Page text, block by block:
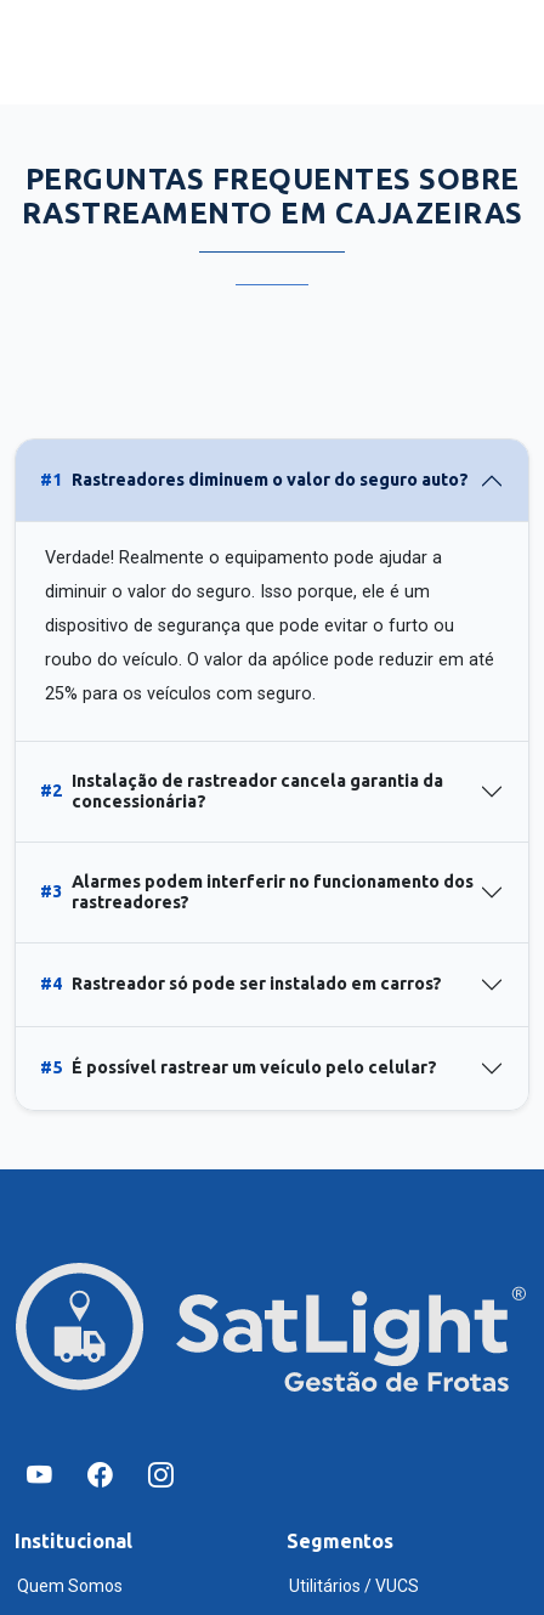
PERGUNTAS FREQUENTES SOBRE
RASTREAMENTO EM CAJAZEIRAS
#1 Rastreadores diminuem o valor do seguro auto?
Verdade! Realmente o equipamento pode ajudar a
diminuir o valor do seguro. Isso porque, ele é um
dispositivo de segurança que pode evitar o furto ou
roubo do veículo. O valor da apólice pode reduzir em até
25% para os veículos com seguro.
#2
Instalação de rastreador cancela garantia da
concessionária?
#3
Alarmes podem interferir no funcionamento dos
rastreadores?
#4 Rastreador só pode ser instalado em carros?
#5 É possível rastrear um veículo pelo celular?
Institucional
Quem Somos
Segmentos
Utilitários / VUCS